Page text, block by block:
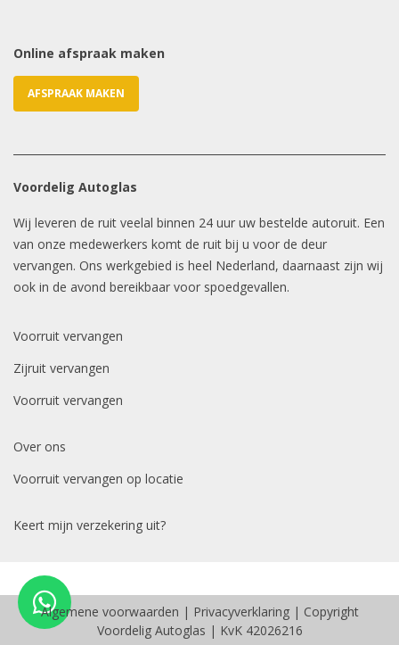
Online afspraak maken
AFSPRAAK MAKEN
Voordelig Autoglas
Wij leveren de ruit veelal binnen 24 uur uw bestelde autoruit. Een
van onze medewerkers komt de ruit bij u voor de deur
vervangen. Ons werkgebied is heel Nederland, daarnaast zijn wij
ook in de avond bereikbaar voor spoedgevallen.
Voorruit vervangen
Zijruit vervangen
Voorruit vervangen
Over ons
Voorruit vervangen op locatie
Keert mijn verzekering uit?
Algemene voorwaarden | Privacyverklaring| Copyright
Voordelig Autoglas | KvK 42026216